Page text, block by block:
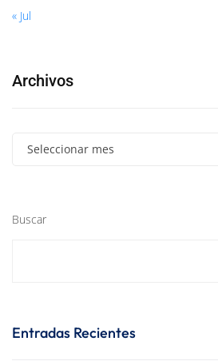
« Jul
Archivos
Seleccionar mes
Buscar
Entradas Recientes